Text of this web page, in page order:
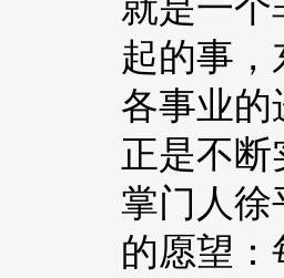
起的事，
各事业的
正是不断
掌门人徐
的愿望：